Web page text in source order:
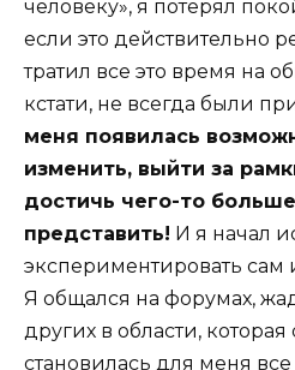
человеку», я потерял
если это действительно
тратил все это время на
кстати, не всегда были
меня появилась
изменить, выйти за
достичь чего-то
представить! И я начал
экспериментировать
Я общался на форумах,
других в области,
становилась для меня